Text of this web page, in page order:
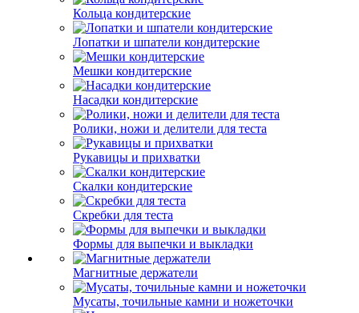
Кольца кондитерские
Лопатки и шпатели кондитерские
Мешки кондитерские
Насадки кондитерские
Ролики, ножи и делители для теста
Рукавицы и прихватки
Скалки кондитерские
Скребки для теста
Формы для выпечки и выкладки
Магнитные держатели
Мусаты, точильные камни и ножеточки